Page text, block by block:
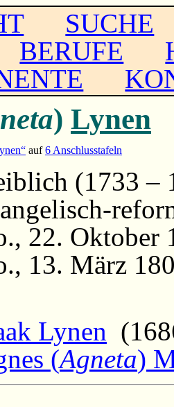
SUCHE
BERUFE
) Lynen
auf6 Anschlusstafeln
(1733 –
22. Oktober
13. März
Lynen
(Agneta)